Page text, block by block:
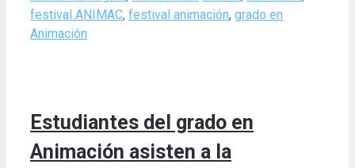
festival ANIMAC, festival animación, grado en
Animación
Estudiantes del grado en
Animación asisten a la